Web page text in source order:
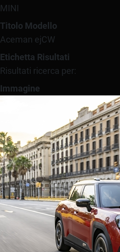
MINI
Titolo Modello
Aceman ejCW
Etichetta Risultati
Risultati ricerca per:
Immagine